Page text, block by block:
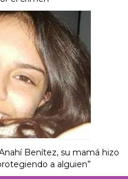
Benítez, su mamá hizo
a alguien”